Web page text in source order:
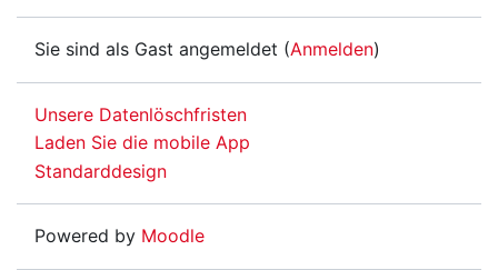
Sie sind als Gast angemeldet (Anmelden)
Unsere Datenlöschfristen
Laden Sie die mobile App
Standarddesign
Powered by Moodle